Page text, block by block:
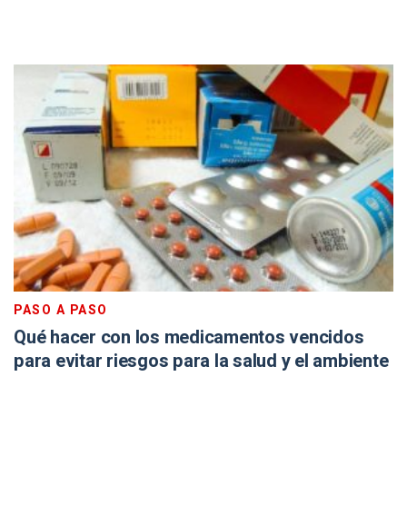
PASO A PASO
Qué hacer con los medicamentos vencidos
para evitar riesgos para la salud y el ambiente